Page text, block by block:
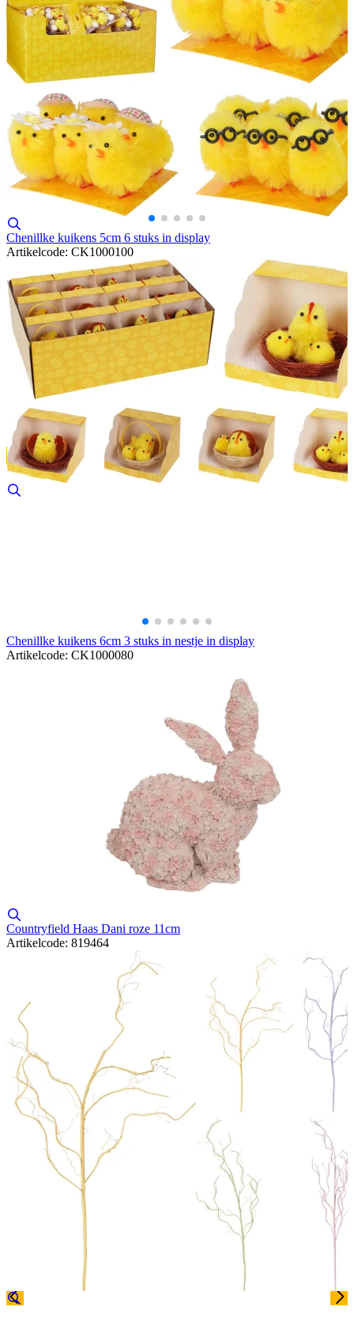
Chenillke kuikens 5cm 6 stuks in display
Artikelcode: CK1000100
Chenillke kuikens 6cm 3 stuks in nestje in display
Artikelcode: CK1000080
Countryfield Haas Dani roze 11cm
Artikelcode: 819464